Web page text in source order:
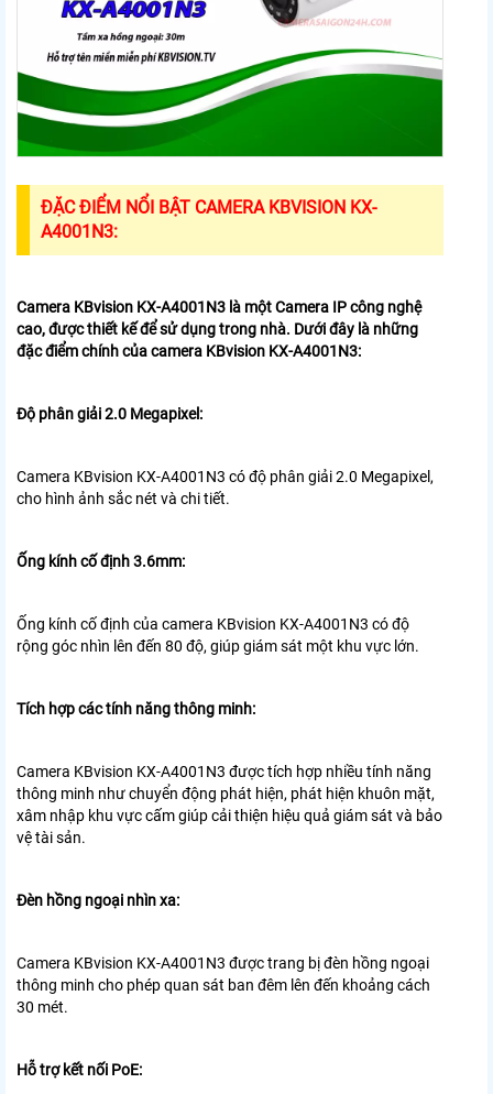
ĐẶC ĐIỂM NỔI BẬT CAMERA KBVISION KX-
A4001N3:
Camera KBvision KX-A4001N3 là một Camera IP công nghệ
cao, được thiết kế để sử dụng trong nhà. Dưới đây là những
đặc điểm chính của camera KBvision KX-A4001N3:
Độ phân giải 2.0 Megapixel:
Camera KBvision KX-A4001N3 có độ phân giải 2.0 Megapixel,
cho hình ảnh sắc nét và chi tiết.
Ống kính cố định 3.6mm:
Ống kính cố định của camera KBvision KX-A4001N3 có độ
rộng góc nhìn lên đến 80 độ, giúp giám sát một khu vực lớn.
Tích hợp các tính năng thông minh:
Camera KBvision KX-A4001N3 được tích hợp nhiều tính năng
thông minh như chuyển động phát hiện, phát hiện khuôn mặt,
xâm nhập khu vực cấm giúp cải thiện hiệu quả giám sát và bảo
vệ tài sản.
Đèn hồng ngoại nhìn xa:
Camera KBvision KX-A4001N3 được trang bị đèn hồng ngoại
thông minh cho phép quan sát ban đêm lên đến khoảng cách
30 mét.
Hỗ trợ kết nối PoE: